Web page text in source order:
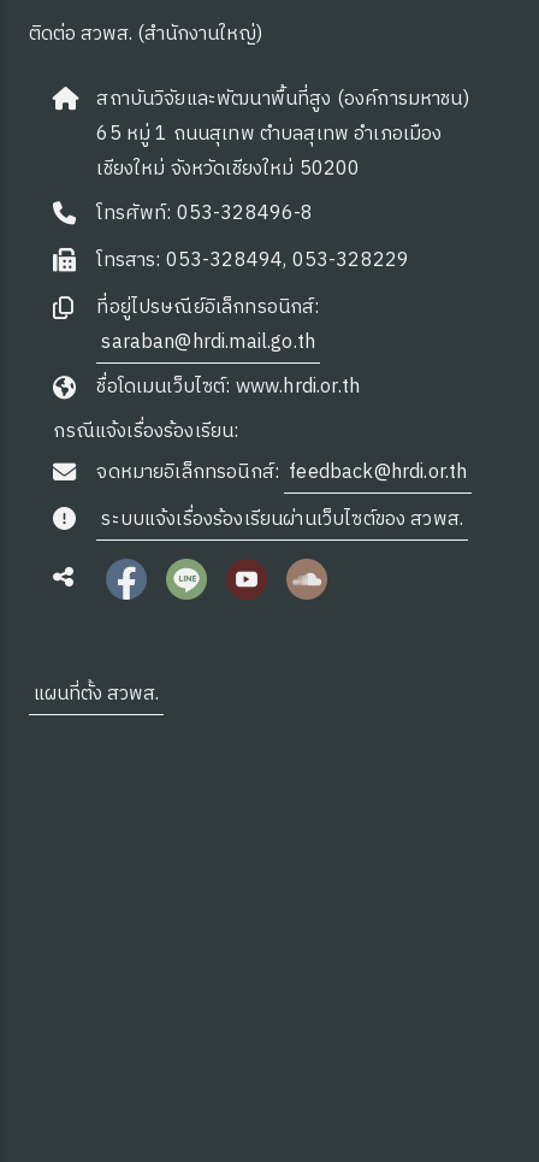
ติดต่อ สวพส. (สำนักงานใหญ่)
สถาบันวิจัยและพัฒนาพื้นที่สูง (องค์การมหาชน)
65 หมู่ 1 ถนนสุเทพ ตำบลสุเทพ อำเภอเมือง
เชียงใหม่ จังหวัดเชียงใหม่ 50200
โทรศัพท์: 053-328496-8
โทรสาร: 053-328494, 053-328229
ที่อยู่ไปรษณีย์อิเล็กทรอนิกส์:
saraban@hrdi.mail.go.th
ชื่อโดเมนเว็บไซต์: www.hrdi.or.th
กรณีแจ้งเรื่องร้องเรียน:
จดหมายอิเล็กทรอนิกส์: feedback@hrdi.or.th
ระบบแจ้งเรื่องร้องเรียนผ่านเว็บไซต์ของ สวพส.
แผนที่ตั้ง สวพส.